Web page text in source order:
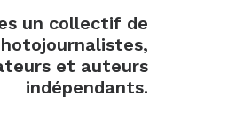
un collectif de
et auteurs
indépendants.